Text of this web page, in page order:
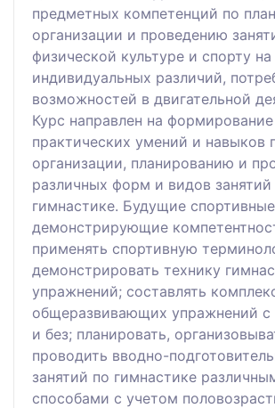
предметных компетенций по
организации и проведению
физической культуре и спорту
индивидуальных различий,
возможностей в двигательной
Курс направлен на формирование
практических умений и навыков
организации, планированию и
различных форм и видов занятий
гимнастике. Будущие спортивные
демонстрирующие
применять спортивную
демонстрировать технику
упражнений; составлять
общеразвивающих упражнений с
и без; планировать,
проводить вводно-
занятий по гимнастике
способами с учетом